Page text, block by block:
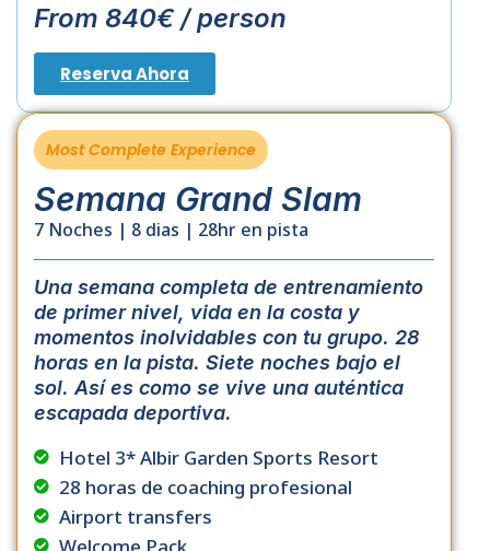
From 840€ / person
Reserva Ahora
Most Complete Experience
Semana Grand Slam
7 Noches | 8 dias | 28hr en pista
Una semana completa de entrenamiento
de primer nivel, vida en la costa y
momentos inolvidables con tu grupo. 28
horas en la pista. Siete noches bajo el
sol. Así es como se vive una auténtica
escapada deportiva.
Hotel 3* Albir Garden Sports Resort
28 horas de coaching profesional
Airport transfers
Welcome Pack